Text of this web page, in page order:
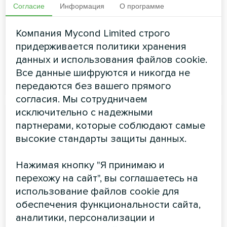
заведений и торговых центров
Мощность охлаждения:
2,93 ... 11,29 кВт
Мощность обогрева:3,31 ... 13,13 кВТ
ЧИТАТЬ ДАЛЕЕ
Согласие Информация О программе
Компания Mycond Limited строго
придерживается политики хранения
данных и использования файлов cookie.
Все данные шифруются и никогда не
передаются без вашего прямого
согласия. Мы сотрудничаем
исключительно с надежными
партнерами, которые соблюдают самые
высокие стандарты защиты данных.
Нажимая кнопку "Я принимаю и
перехожу на сайт", вы соглашаетесь на
использование файлов cookie для
обеспечения функциональности сайта,
аналитики, персонализации и